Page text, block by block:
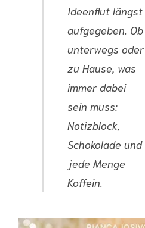
Ideenflut längst
aufgegeben. Ob
unterwegs oder
zu Hause, was
immer dabei
sein muss:
Notizblock,
Schokolade und
jede Menge
Koffein.